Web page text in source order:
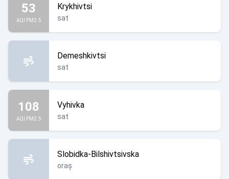
53
AQI PM2.5
Krykhivtsi
sat
Demeshkivtsi
sat
108
AQI PM2.5
Vyhivka
sat
Slobidka-Bilshivtsivska
oraș